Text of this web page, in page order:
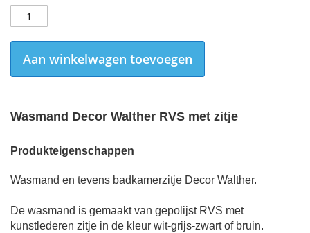
Aan winkelwagen toevoegen
Wasmand Decor Walther RVS met zitje
Produkteigenschappen
Wasmand en tevens badkamerzitje Decor Walther.
De wasmand is gemaakt van gepolijst RVS met
kunstlederen zitje in de kleur wit-grijs-zwart of bruin.